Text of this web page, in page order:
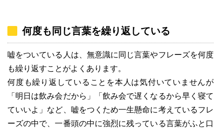
何度も同じ言葉を繰り返している
嘘をついている人は、無意識に同じ言葉やフレーズを何度
も繰り返すことがよくあります。
何度も繰り返していることを本人は気付いていませんが
「明日は飲み会だから」「飲み会で遅くなるから早く寝て
ていいよ」など、嘘をつくため一生懸命に考えているフレ
ーズの中で、一番頭の中に強烈に残っている言葉がふと口